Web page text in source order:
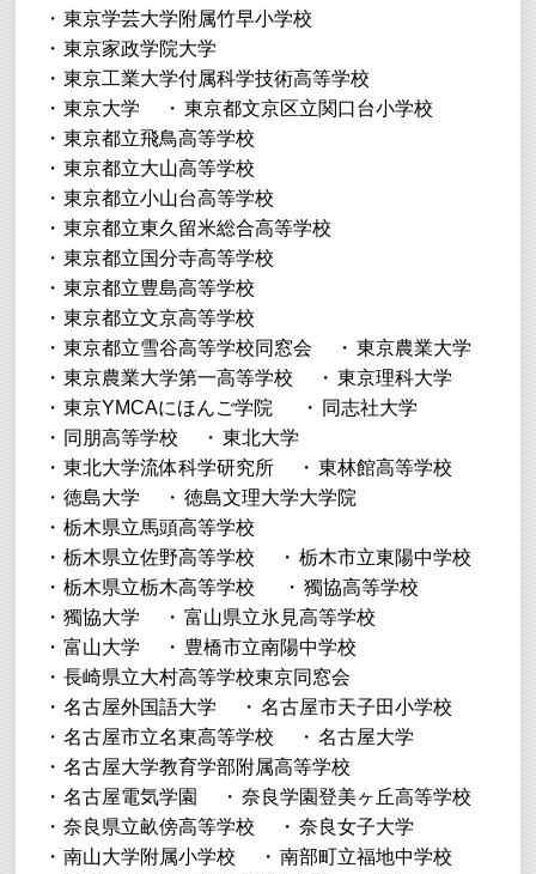
東京学芸大学附属竹早小学校
東京家政学院大学
東京工業大学付属科学技術高等学校
東京大学
東京都文京区立関口台小学校
東京都立飛鳥高等学校
東京都立大山高等学校
東京都立小山台高等学校
東京都立東久留米総合高等学校
東京都立国分寺高等学校
東京都立豊島高等学校
東京都立文京高等学校
東京都立雪谷高等学校同窓会
東京農業大学
東京農業大学第一高等学校
東京理科大学
東京YMCAにほんご学院
同志社大学
同朋高等学校
東北大学
東北大学流体科学研究所
東林館高等学校
徳島大学
徳島文理大学大学院
栃木県立馬頭高等学校
栃木県立佐野高等学校
栃木市立東陽中学校
栃木県立栃木高等学校
獨協高等学校
獨協大学
富山県立氷見高等学校
富山大学
豊橋市立南陽中学校
長崎県立大村高等学校東京同窓会
名古屋外国語大学
名古屋市天子田小学校
名古屋市立名東高等学校
名古屋大学
名古屋大学教育学部附属高等学校
名古屋電気学園
奈良学園登美ヶ丘高等学校
奈良県立畝傍高等学校
奈良女子大学
南山大学附属小学校
南部町立福地中学校